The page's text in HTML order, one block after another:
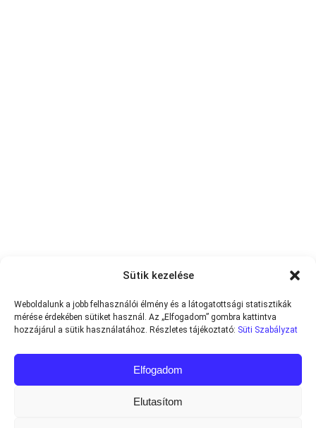
Sütik kezelése
Weboldalunk a jobb felhasználói élmény és a látogatottsági statisztikák
mérése érdekében sütiket használ. Az „Elfogadom” gombra kattintva
hozzájárul a sütik használatához. Részletes tájékoztató: Süti Szabályzat
Elfogadom
Elutasítom